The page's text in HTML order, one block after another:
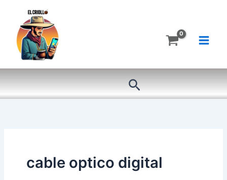
contenido
Buscar
cable optico digital